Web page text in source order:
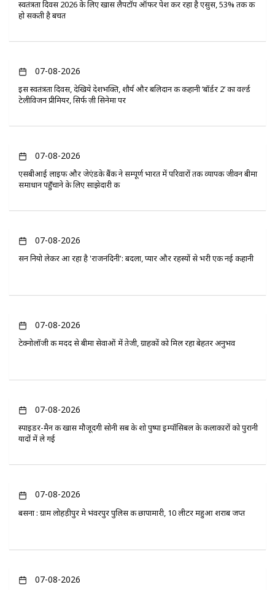
स्वतंत्रता दिवस 2026 के लिए खास लैपटॉप ऑफर पेश कर रहा है एसुस, 53% तक की
हो सकती है बचत
07-08-2026
इस स्वतंत्रता दिवस, देखिये देशभक्ति, शौर्य और बलिदान की कहानी ‘बॉर्डर 2’ का वर्ल्ड
टेलीविजन प्रीमियर, सिर्फ ज़ी सिनेमा पर
07-08-2026
एसबीआई लाइफ और जेएंडके बैंक ने सम्पूर्ण भारत में परिवारों तक व्यापक जीवन बीमा
समाधान पहुँचाने के लिए साझेदारी की
07-08-2026
सन नियो लेकर आ रहा है 'राजनंदिनी': बदला, प्यार और रहस्यों से भरी एक नई कहानी
07-08-2026
टेक्नोलॉजी की मदद से बीमा सेवाओं में तेजी, ग्राहकों को मिल रहा बेहतर अनुभव
07-08-2026
स्पाइडर-मैन की खास मौजूदगी सोनी सब के शो पुष्पा इम्पॉसिबल के कलाकारों को पुरानी
यादों में ले गई
07-08-2026
बसना : ग्राम लोहड़ीपुर मे भंवरपुर पुलिस की छापामारी, 10 लीटर महुआ शराब जप्त
07-08-2026